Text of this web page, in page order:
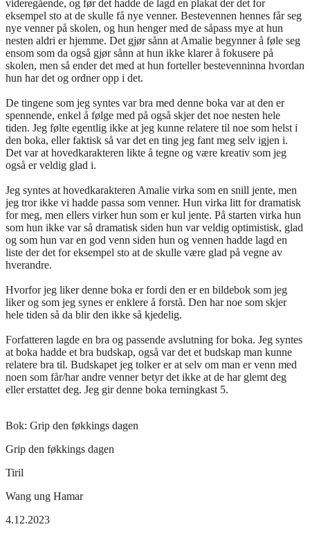
videregående, og før det hadde de lagd en plakat der det for
eksempel sto at de skulle få nye venner. Bestevennen hennes får seg
nye venner på skolen, og hun henger med de såpass mye at hun
nesten aldri er hjemme. Det gjør sånn at Amalie begynner å føle seg
ensom som da også gjør sånn at hun ikke klarer å fokusere på
skolen, men så ender det med at hun forteller bestevenninna hvordan
hun har det og ordner opp i det.
De tingene som jeg syntes var bra med denne boka var at den er
spennende, enkel å følge med på også skjer det noe nesten hele
tiden. Jeg følte egentlig ikke at jeg kunne relatere til noe som helst i
den boka, eller faktisk så var det en ting jeg fant meg selv igjen i.
Det var at hovedkarakteren likte å tegne og være kreativ som jeg
også er veldig glad i.
Jeg syntes at hovedkarakteren Amalie virka som en snill jente, men
jeg tror ikke vi hadde passa som venner. Hun virka litt for dramatisk
for meg, men ellers virker hun som er kul jente. På starten virka hun
som hun ikke var så dramatisk siden hun var veldig optimistisk, glad
og som hun var en god venn siden hun og vennen hadde lagd en
liste der det for eksempel sto at de skulle være glad på vegne av
hverandre.
Hvorfor jeg liker denne boka er fordi den er en bildebok som jeg
liker og som jeg synes er enklere å forstå. Den har noe som skjer
hele tiden så da blir den ikke så kjedelig.
Forfatteren lagde en bra og passende avslutning for boka. Jeg syntes
at boka hadde et bra budskap, også var det et budskap man kunne
relatere bra til. Budskapet jeg tolker er at selv om man er venn med
noen som får/har andre venner betyr det ikke at de har glemt deg
eller erstattet deg. Jeg gir denne boka terningkast 5.
Bok: Grip den føkkings dagen
Grip den føkkings dagen
Tiril
Wang ung Hamar
4.12.2023